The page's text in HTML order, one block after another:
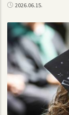
2026.06.15.